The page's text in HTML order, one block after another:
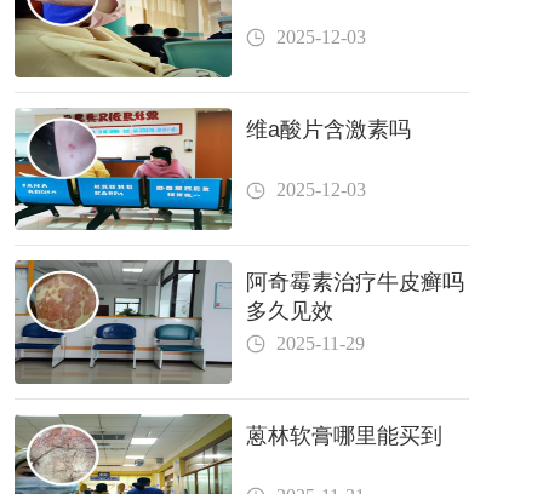
2025-12-03
维a酸片含激素吗
2025-12-03
阿奇霉素治疗牛皮癣吗
多久见效
2025-11-29
蒽林软膏哪里能买到